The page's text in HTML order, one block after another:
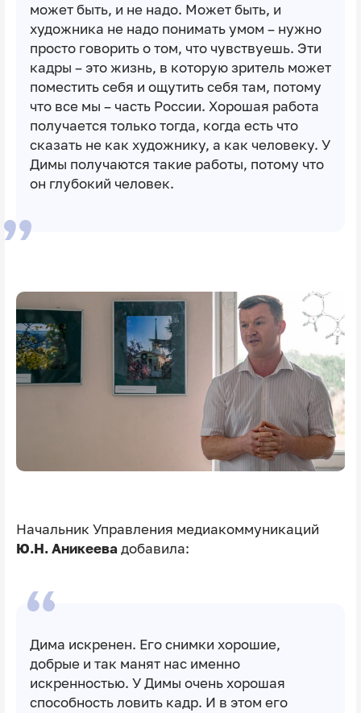
может быть, и не надо. Может быть, и
художника не надо понимать умом – нужно
просто говорить о том, что чувствуешь. Эти
кадры – это жизнь, в которую зритель может
поместить себя и ощутить себя там, потому
что все мы – часть России. Хорошая работа
получается только тогда, когда есть что
сказать не как художнику, а как человеку. У
Димы получаются такие работы, потому что
он глубокий человек.
Начальник Управления медиакоммуникаций
Ю.Н. Аникеевадобавила:
Дима искренен. Его снимки хорошие,
добрые и так манят нас именно
искренностью. У Димы очень хорошая
способность ловить кадр. И в этом его